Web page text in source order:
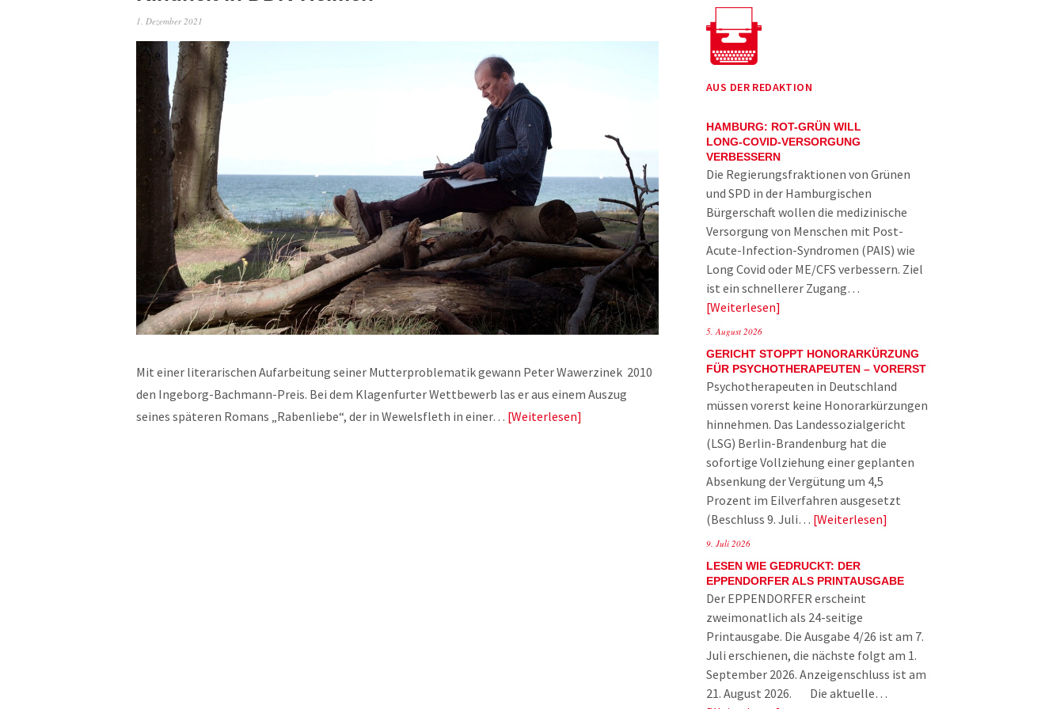
1. Dezember 2021
Mit einer literarischen Aufarbeitung seiner Mutterproblematik gewann Peter Wawerzinek 2010
den Ingeborg-Bachmann-Preis. Bei dem Klagenfurter Wettbewerb las er aus einem Auszug
seines späteren Romans „Rabenliebe“, der in Wewelsfleth in einer… Weiterlesen
AUS DER REDAKTION
HAMBURG: ROT-GRÜN WILL
LONG-COVID-VERSORGUNG
VERBESSERN
Die Regierungsfraktionen von Grünen
und SPD in der Hamburgischen
Bürgerschaft wollen die medizinische
Versorgung von Menschen mit Post-
Acute-Infection-Syndromen (PAIS) wie
Long Covid oder ME/CFS verbessern. Ziel
ist ein schnellerer Zugang…
Weiterlesen
5. August 2026
GERICHT STOPPT HONORARKÜRZUNG
FÜR PSYCHOTHERAPEUTEN – VORERST
Psychotherapeuten in Deutschland
müssen vorerst keine Honorarkürzungen
hinnehmen. Das Landessozialgericht
(LSG) Berlin-Brandenburg hat die
sofortige Vollziehung einer geplanten
Absenkung der Vergütung um 4,5
Prozent im Eilverfahren ausgesetzt
(Beschluss 9. Juli… Weiterlesen
9. Juli 2026
LESEN WIE GEDRUCKT: DER
EPPENDORFER ALS PRINTAUSGABE
Der EPPENDORFER erscheint
zweimonatlich als 24-seitige
Printausgabe. Die Ausgabe 4/26 ist am 7.
Juli erschienen, die nächste folgt am 1.
September 2026. Anzeigenschluss ist am
21. August 2026. Die aktuelle…